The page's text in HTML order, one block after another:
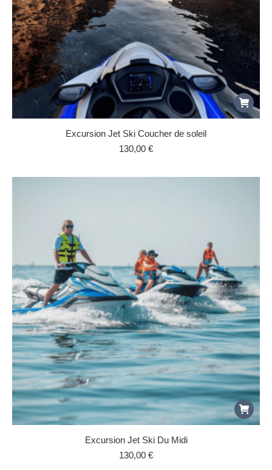
Excursion Jet Ski Coucher de soleil
130,00 €
Excursion Jet Ski Du Midi
130,00 €